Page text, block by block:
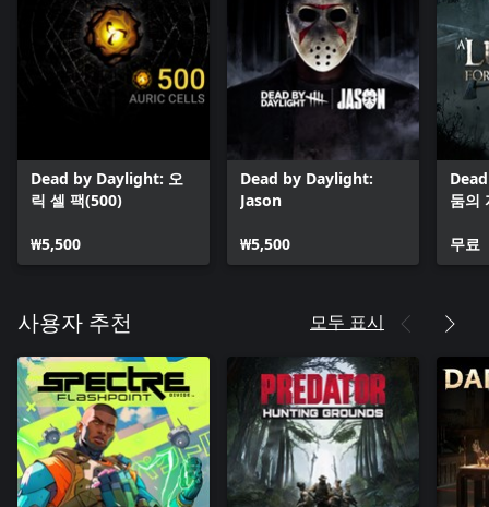
Dead by Daylight: 오
릭 셀 팩(500)
₩5,500
Dead by Daylight:
Jason
₩5,500
둠의
무료
사용자 추천 모두 표시